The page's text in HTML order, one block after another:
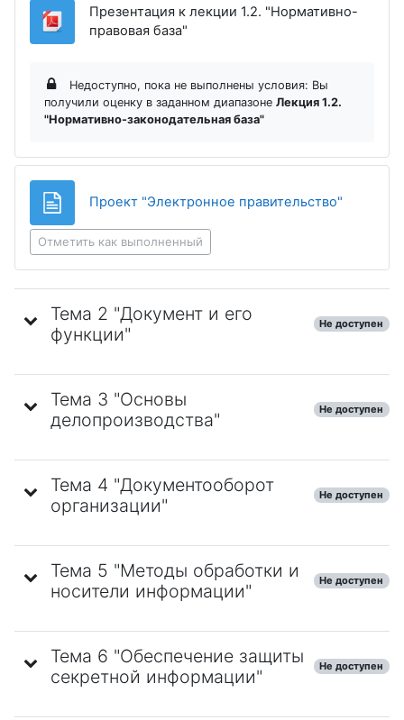
Презентация к лекции 1.2. "Нормативно-
правовая база"
Недоступно, пока не выполнены условия: Вы
получили оценку в заданном диапазоне Лекция 1.2.
"Нормативно-законодательная база"
Проект "Электронное правительство"
Отметить как выполненный
Тема 2 "Документ и его
функции"
Не доступен
Тема 3 "Основы
делопроизводства"
Не доступен
Тема 4 "Документооборот
организации"
Не доступен
Тема 5 "Методы обработки и
носители информации"
Не доступен
Тема 6 "Обеспечение защиты
секретной информации"
Не доступен